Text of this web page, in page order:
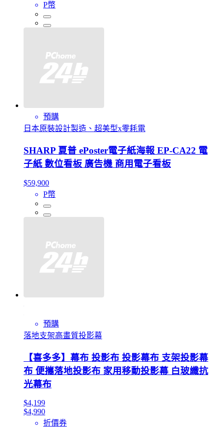
P幣
預購
日本原裝設計製造、超美型x零耗電
SHARP 夏普 ePoster電子紙海報 EP-CA22 電
子紙 數位看板 廣告機 商用電子看板
$59,900
P幣
預購
落地支架高畫質投影幕
【喜多多】幕布 投影布 投影幕布 支架投影幕
布 便攜落地投影布 家用移動投影幕 白玻纖抗
光幕布
$4,199
$4,990
折價券